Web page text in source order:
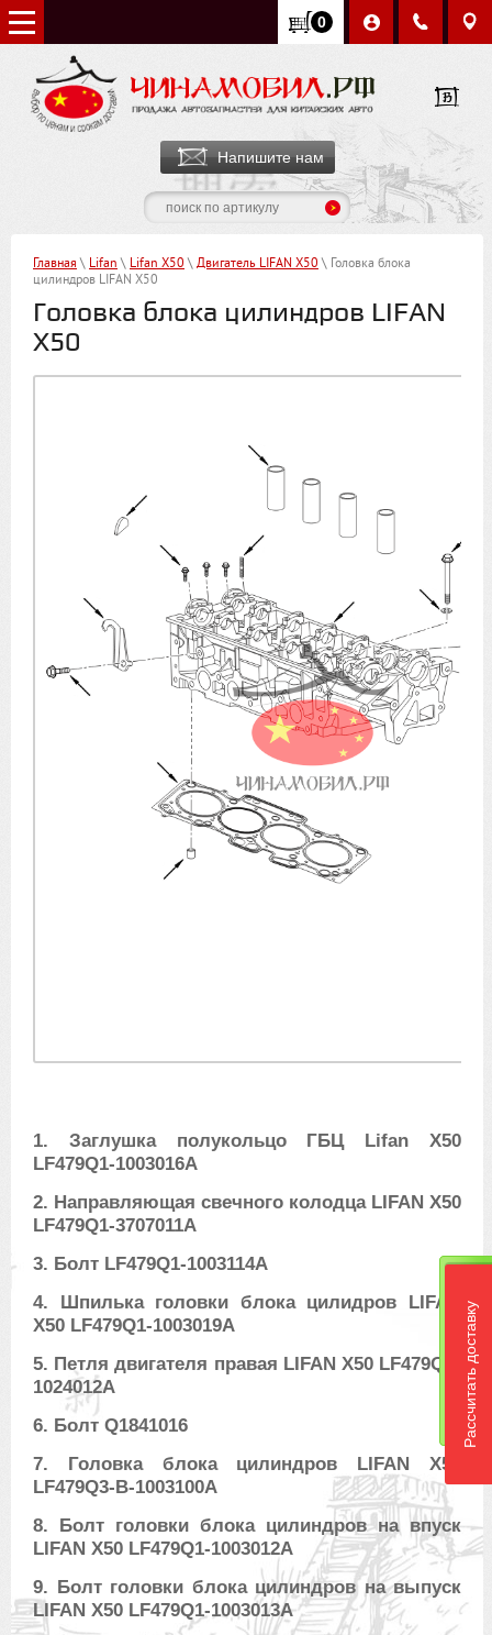
0
Напишите нам
Главная \ Lifan \ Lifan X50 \ Двигатель LIFAN X50 \ Головка блока
цилиндров LIFAN X50
Головка блока цилиндров LIFAN
X50
1. Заглушка полукольцо ГБЦ Lifan X50
LF479Q1-1003016A
2. Направляющая свечного колодца LIFAN X50
LF479Q1-3707011A
3. Болт LF479Q1-1003114A
4. Шпилька головки блока цилидров LIFAN
X50 LF479Q1-1003019A
5. Петля двигателя правая LIFAN X50 LF479Q1-
1024012A
6. Болт Q1841016
7. Головка блока цилиндров LIFAN X50
LF479Q3-B-1003100A
8. Болт головки блока цилиндров на впуск
LIFAN X50 LF479Q1-1003012A
9. Болт головки блока цилиндров на выпуск
LIFAN X50 LF479Q1-1003013A
Рассчитать доставку